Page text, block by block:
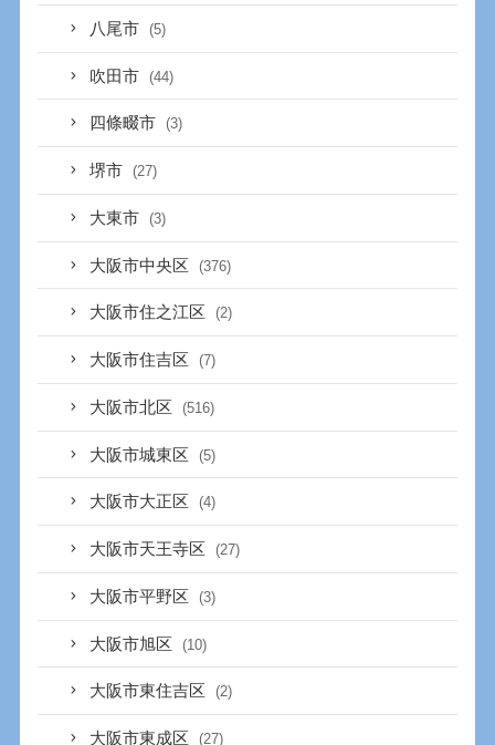
八尾市 (5)
吹田市 (44)
四條畷市 (3)
堺市 (27)
大東市 (3)
大阪市中央区 (376)
大阪市住之江区 (2)
大阪市住吉区 (7)
大阪市北区 (516)
大阪市城東区 (5)
大阪市大正区 (4)
大阪市天王寺区 (27)
大阪市平野区 (3)
大阪市旭区 (10)
大阪市東住吉区 (2)
大阪市東成区 (27)